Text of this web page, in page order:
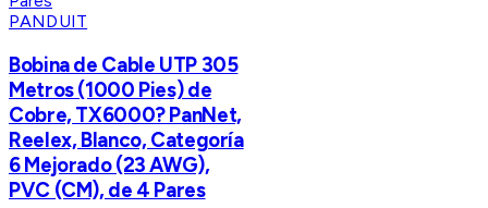
PANDUIT
Bobina de Cable UTP 305
Metros (1000 Pies) de
Cobre, TX6000? PanNet,
Reelex, Blanco, Categoría
6 Mejorado (23 AWG),
PVC (CM), de 4 Pares